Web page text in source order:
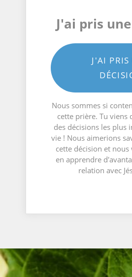
J'ai pris
J'AI PRIS
Nous sommes si
cette prière. Tu viens
des décisions les plus
vie ! Nous aimerions
cette décision et
en apprendre
relation avec